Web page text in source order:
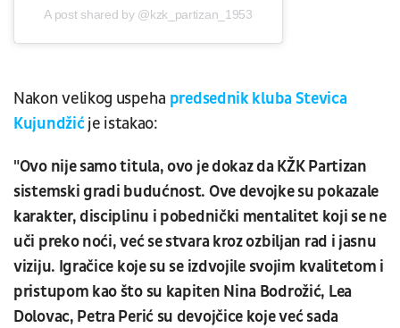
A post shared by @kzk_partizan_1953
Nakon velikog uspeha predsednik kluba Stevica
Kujundžićje istakao:
"Ovo nije samo titula, ovo je dokaz da KŽK Partizan
sistemski gradi budućnost. Ove devojke su pokazale
karakter, disciplinu i pobednički mentalitet koji se ne
uči preko noći, već se stvara kroz ozbiljan rad i jasnu
viziju. Igračice koje su se izdvojile svojim kvalitetom i
pristupom kao što su kapiten Nina Bodrožić, Lea
Dolovac, Petra Perić su devojčice koje već sada